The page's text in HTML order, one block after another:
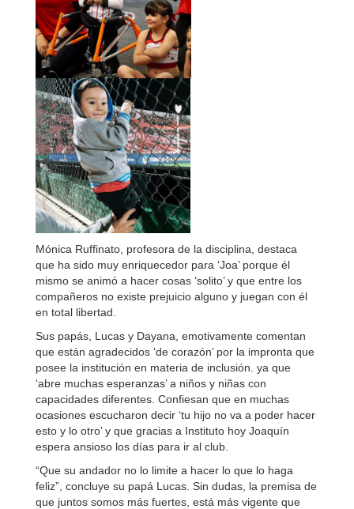
Mónica Ruffinato, profesora de la disciplina, destaca
que ha sido muy enriquecedor para ‘Joa’ porque él
mismo se animó a hacer cosas ‘solito’ y que entre los
compañeros no existe prejuicio alguno y juegan con él
en total libertad.
Sus papás, Lucas y Dayana, emotivamente comentan
que están agradecidos ‘de corazón’ por la impronta que
posee la institución en materia de inclusión. ya que
‘abre muchas esperanzas’ a niños y niñas con
capacidades diferentes. Confiesan que en muchas
ocasiones escucharon decir ‘tu hijo no va a poder hacer
esto y lo otro’ y que gracias a Instituto hoy Joaquín
espera ansioso los días para ir al club.
“Que su andador no lo limite a hacer lo que lo haga
feliz”, concluye su papá Lucas. Sin dudas, la premisa de
que juntos somos más fuertes, está más vigente que